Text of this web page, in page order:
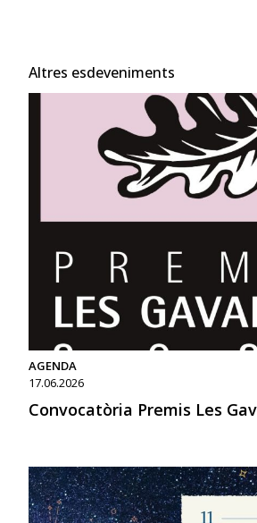
Altres esdeveniments
AGENDA
17.06.2026
Convocatòria Premis Les